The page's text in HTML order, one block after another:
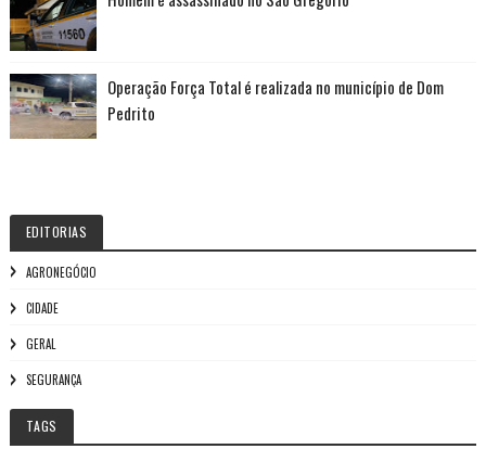
Operação Força Total é realizada no município de Dom
Pedrito
EDITORIAS
AGRONEGÓCIO
CIDADE
GERAL
SEGURANÇA
TAGS